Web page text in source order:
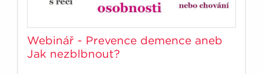
Webinář - Prevence demence aneb
Jak nezblbnout?